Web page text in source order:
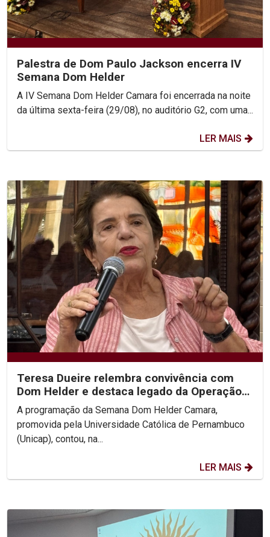
Palestra de Dom Paulo Jackson encerra IV
Semana Dom Helder
A IV Semana Dom Helder Camara foi encerrada na noite
da última sexta-feira (29/08), no auditório G2, com uma...
LER MAIS
Teresa Dueire relembra convivência com
Dom Helder e destaca legado da Operação
Esperança na...
A programação da Semana Dom Helder Camara,
promovida pela Universidade Católica de Pernambuco
(Unicap), contou, na...
LER MAIS